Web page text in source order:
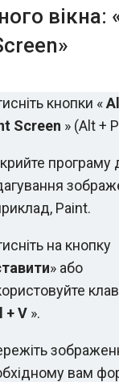
вікна:
кнопки «
Screen » (Alt +
програму
Paint.
на кнопку
» або
+ V ».
вам